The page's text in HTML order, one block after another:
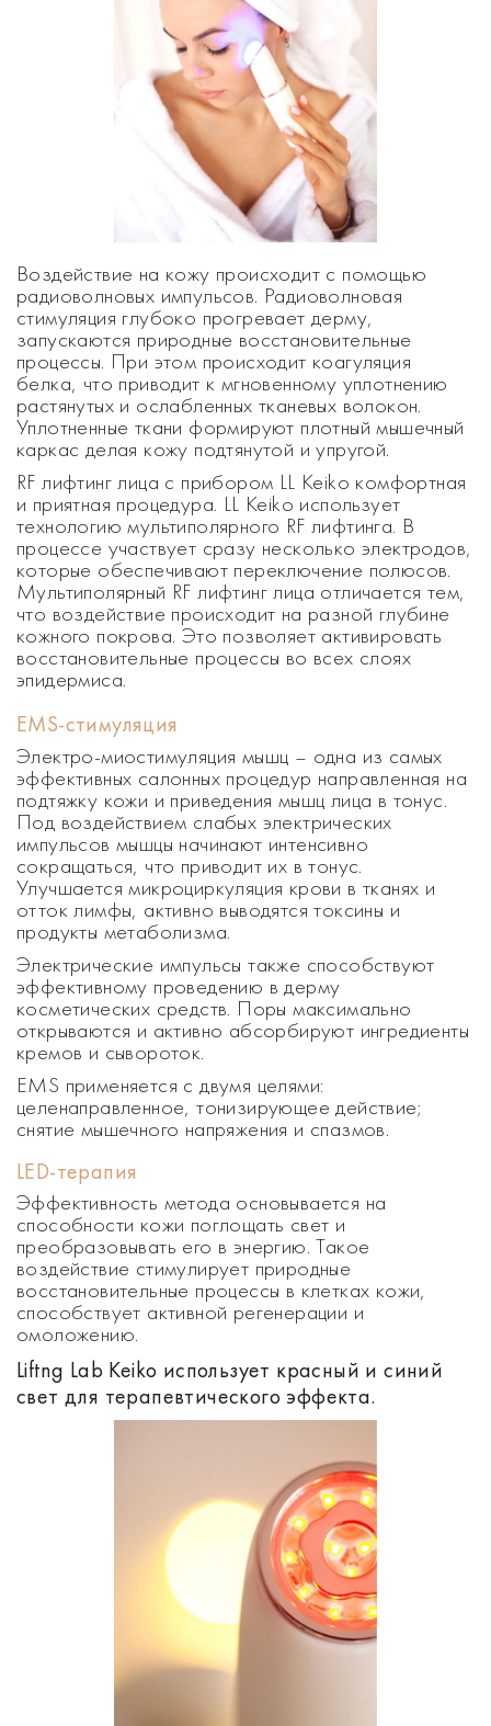
Воздействие на кожу происходит с помощью
радиоволновых импульсов. Радиоволновая
стимуляция глубоко прогревает дерму,
запускаются природные восстановительные
процессы. При этом происходит коагуляция
белка, что приводит к мгновенному уплотнению
растянутых и ослабленных тканевых волокон.
Уплотненные ткани формируют плотный мышечный
каркас делая кожу подтянутой и упругой.
RF лифтинг лица с прибором LL Keiko комфортная
и приятная процедура. LL Keiko использует
технологию мультиполярного RF лифтинга. В
процессе участвует сразу несколько электродов,
которые обеспечивают переключение полюсов.
Мультиполярный RF лифтинг лица отличается тем,
что воздействие происходит на разной глубине
кожного покрова. Это позволяет активировать
восстановительные процессы во всех слоях
эпидермиса.
EMS-стимуляция
Электро-миостимуляция мышц – одна из самых
эффективных салонных процедур направленная на
подтяжку кожи и приведения мышц лица в тонус.
Под воздействием слабых электрических
импульсов мышцы начинают интенсивно
сокращаться, что приводит их в тонус.
Улучшается микроциркуляция крови в тканях и
отток лимфы, активно выводятся токсины и
продукты метаболизма.
Электрические импульсы также способствуют
эффективному проведению в дерму
косметических средств. Поры максимально
открываются и активно абсорбируют ингредиенты
кремов и сывороток.
EMS применяется с двумя целями:
целенаправленное, тонизирующее действие;
снятие мышечного напряжения и спазмов.
LED-терапия
Эффективность метода основывается на
способности кожи поглощать свет и
преобразовывать его в энергию. Такое
воздействие стимулирует природные
восстановительные процессы в клетках кожи,
способствует активной регенерации и
омоложению.
Liftng Lab Keiko использует красный и синий
свет для терапевтического эффекта.